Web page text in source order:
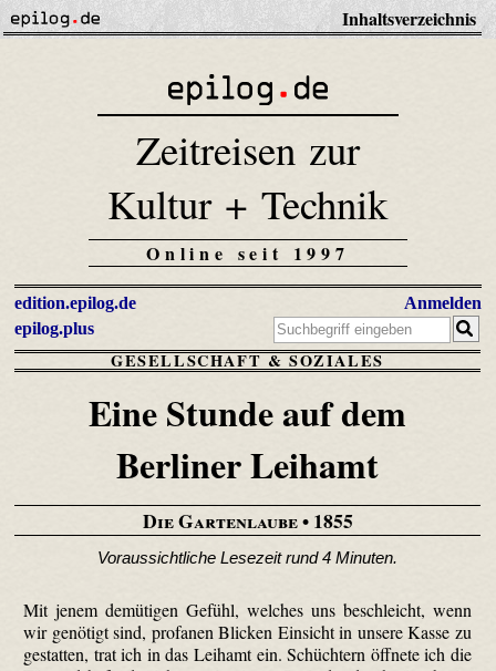
Inhaltsverzeichnis
Zeitreisen zur
Kultur + Technik
Online seit 1997
edition.epilog.de
epilog.plus
Anmelden
GESELLSCHAFT & SOZIALES
Eine Stunde auf dem
Berliner Leihamt
Die Gartenlaube• 1855
Voraussichtliche Lesezeit rund 4 Minuten.
Mit jenem demütigen Gefühl, welches uns beschleicht, wenn
wir genötigt sind, profanen Blicken Einsicht in unsere Kasse zu
gestatten, trat ich in das Leihamt ein. Schüchtern öffnete ich die